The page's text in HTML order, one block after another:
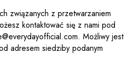
związanych z przetwarzaniem
kontaktować się z nami pod
Możliwy jest
adresem siedziby podanym